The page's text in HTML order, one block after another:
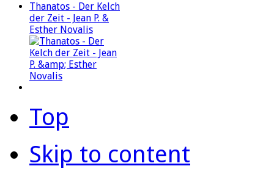
Thanatos - Der Kelch
der Zeit - Jean P. &
Esther Novalis
Top
Skip to content